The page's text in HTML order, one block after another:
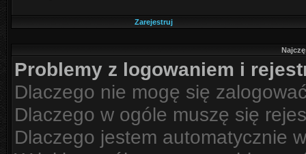
Zarejestruj
Problemy z logowaniem i
Dlaczego nie mogę się
Dlaczego w ogóle muszę się
Dlaczego jestem automatycznie